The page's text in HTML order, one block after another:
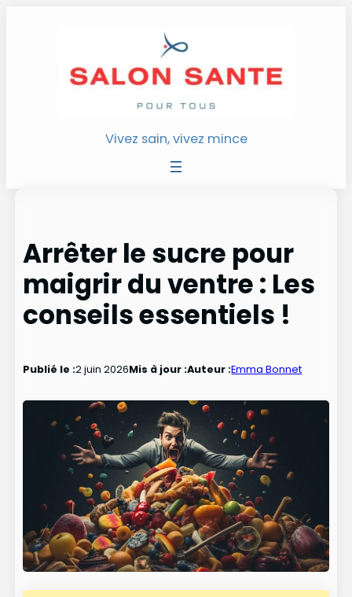
Vivez sain, vivez mince
Arrêter le sucre pour
maigrir du ventre : Les
conseils essentiels !
Publié le :2 juin 2026Mis à jour :Auteur :Emma Bonnet